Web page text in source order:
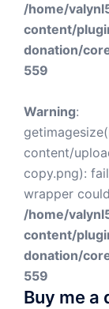
/home/
content/
donation/
559
Warning:
content/
copy.png):
wrapper
/home/
content/
donation/
559
Buy me a